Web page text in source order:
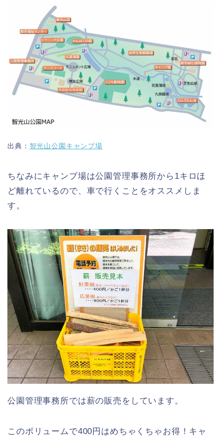
出典： 智光山公園キャンプ場
ちなみにキャンプ場は公園管理事務所から1キロほ
ど離れているので、車で行くことをオススメしま
す。
公園管理事務所では薪の販売をしています。
このボリュームで400円はめちゃくちゃお得！キャ